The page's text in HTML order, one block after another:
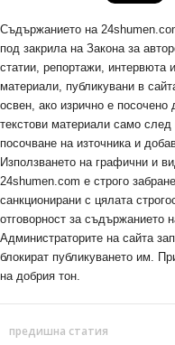
Съдържанието на
под закрила на Закона за
статии, репортажи, интервюта
материали, публикувани в
освен, ако изрично е посочено
текстови материали само
посочване на източника и
Използването на графични и
24shumen.com е строго
санкционирани с цялата
отговорност за съдържанието
Администраторите на сайта
блокират публикуването им.
на добрия тон.
предишна статия